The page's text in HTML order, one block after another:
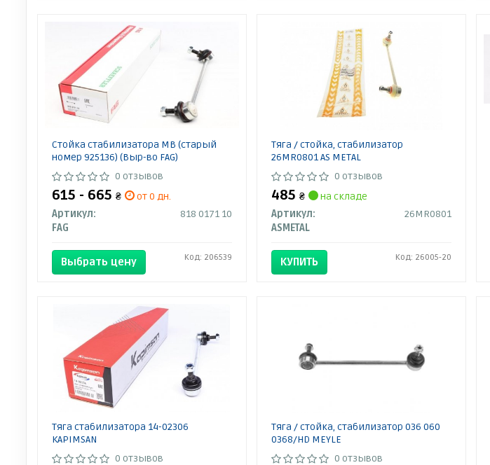
Стойка стабилизатора MB (старый
номер 925136) (Выр-во FAG)
0 отзывов
615 - 665 ₴
от 0 дн.
Артикул:
818 0171 10
FAG
Выбрать цену Код: 206539
Тяга / стойка, стабилизатор
26MR0801 AS METAL
0 отзывов
485 ₴
на складе
Артикул:
26MR0801
ASMETAL
КУПИТЬ Код: 26005-20
Тяга стабилизатора 14-02306
KAPIMSAN
0 отзывов
Тяга / стойка, стабилизатор 036 060
0368/HD MEYLE
0 отзывов